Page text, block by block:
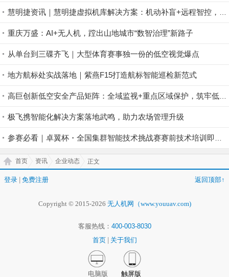
重庆万盛：AI+无人机，蹚出山地城市“数智治理”新路子
从单台到三碟齐飞｜大型体育赛事独一份的低空视觉爆点
地方航标处实战落地｜紫燕F15打造航标智能巡检新范式
极飞携智能化解决方案落地武鸣，助力农场管理升级
首页 资讯 企业动态 正文
登录 免费注册 返回顶部↑
Copyright © 2015-2026 无人机网（www.youuav.com)
客服热线： 400-003-8030
首页
关于我们
电脑版 触屏版